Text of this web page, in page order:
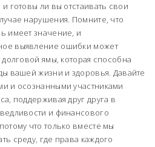
готовы ли вы отстаивать свои
нарушения. Помните, что
имеет значение, и
выявление ошибки может
долговой ямы, которая способна
вашей жизни и здоровья. Давайте
и осознанными участниками
поддерживая друг друга в
и финансового
что только вместе мы
среду, где права каждого